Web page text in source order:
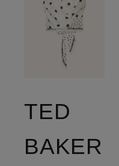
TED
BAKER